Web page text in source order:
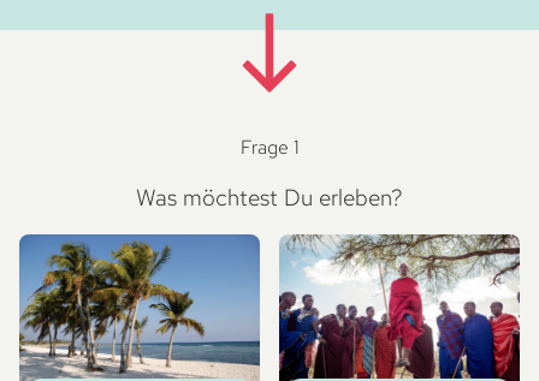
Frage 1
Was möchtest Du erleben?